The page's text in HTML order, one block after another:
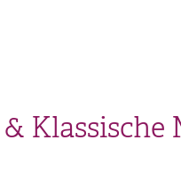
Klassische